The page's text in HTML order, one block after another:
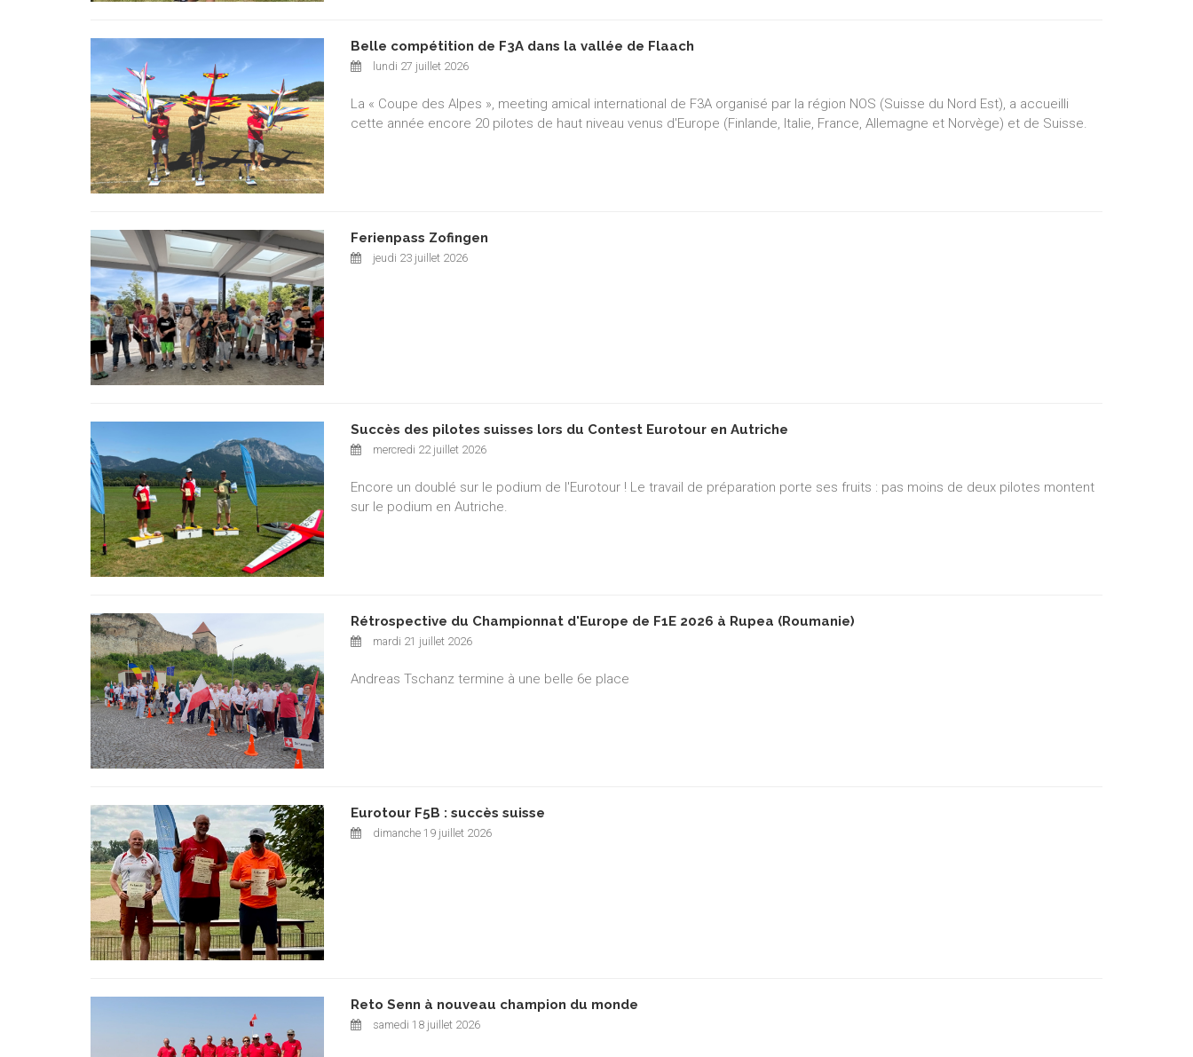
Belle compétition de F3A dans la vallée de Flaach
lundi 27 juillet 2026
La « Coupe des Alpes », meeting amical international de F3A organisé par la région NOS (Suisse du Nord Est), a accueilli
cette année encore 20 pilotes de haut niveau venus d'Europe (Finlande, Italie, France, Allemagne et Norvège) et de Suisse.
Ferienpass Zofingen
jeudi 23 juillet 2026
Succès des pilotes suisses lors du Contest Eurotour en Autriche
mercredi 22 juillet 2026
Encore un doublé sur le podium de l'Eurotour ! Le travail de préparation porte ses fruits : pas moins de deux pilotes montent
sur le podium en Autriche.
Rétrospective du Championnat d'Europe de F1E 2026 à Rupea (Roumanie)
mardi 21 juillet 2026
Andreas Tschanz termine à une belle 6e place
Eurotour F5B : succès suisse
dimanche 19 juillet 2026
Reto Senn à nouveau champion du monde
samedi 18 juillet 2026